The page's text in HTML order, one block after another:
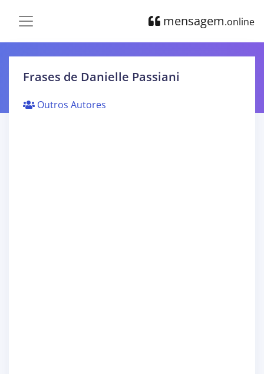
mensagem.online
Frases de Danielle Passiani
Outros Autores